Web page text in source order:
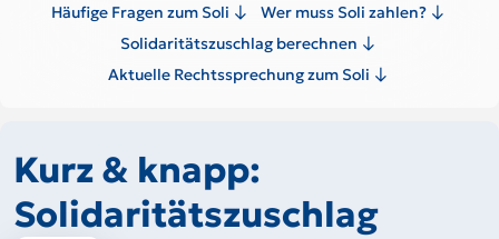
Häufige Fragen zum Soli
Wer muss Soli zahlen?
Solidaritätszuschlag berechnen
Aktuelle Rechtssprechung zum Soli
Kurz & knapp:
Solidaritätszuschlag